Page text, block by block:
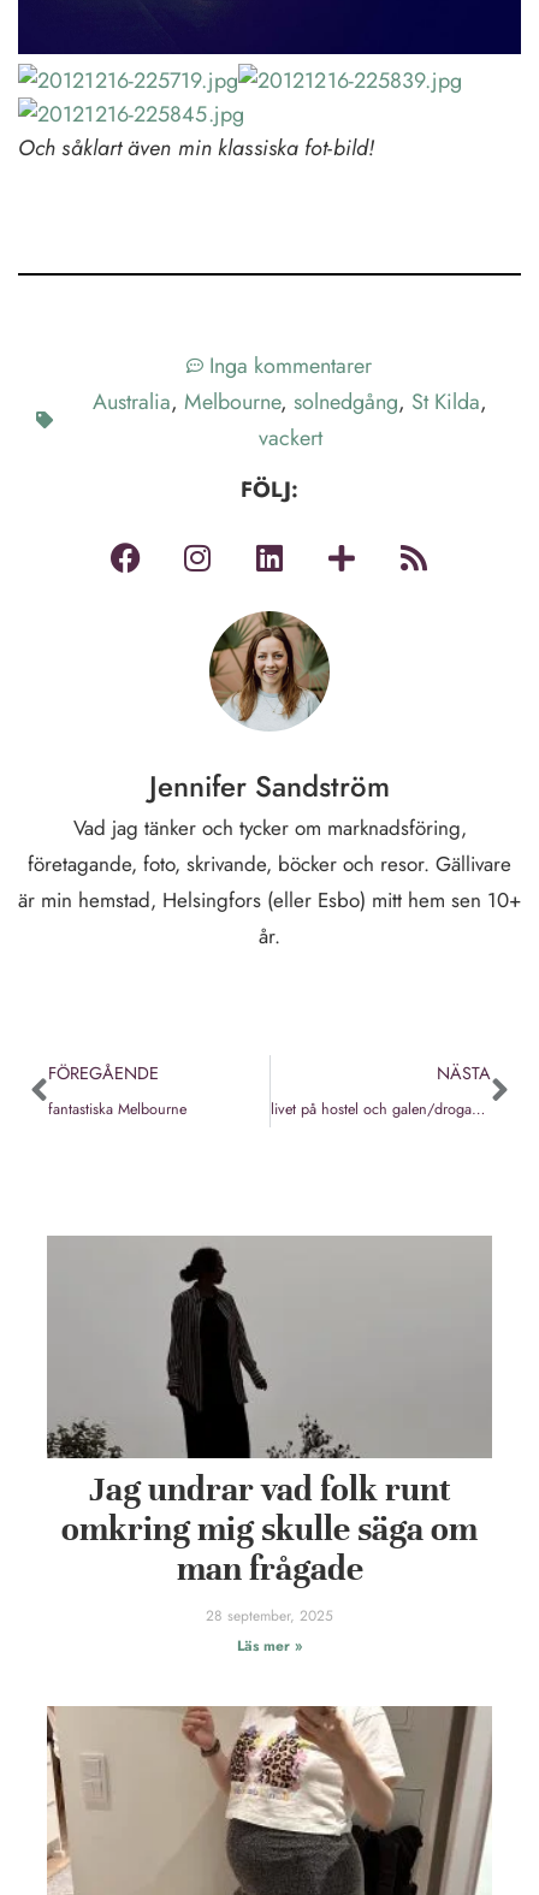
Och såklart även min klassiska fot-bild!
Inga kommentarer
Australia, Melbourne, solnedgång, St Kilda,
vackert
FÖLJ:
Jennifer Sandström
Vad jag tänker och tycker om marknadsföring,
företagande, foto, skrivande, böcker och resor. Gällivare
är min hemstad, Helsingfors (eller Esbo) mitt hem sen 10+
år.
FÖREGÅENDE
fantastiska Melbourne
NÄSTA
livet på hostel och galen/drogad rumskompis
Jag undrar vad folk runt
omkring mig skulle säga om
man frågade
28 september, 2025
Läs mer »